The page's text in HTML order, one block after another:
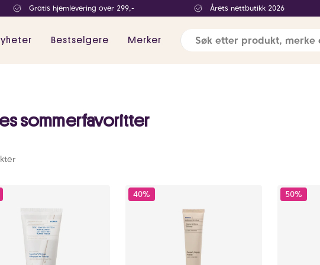
Gratis hjemlevering over 299,- Årets nettbutikk 2026
Bestselgere Merker
sommerfavoritter
40% 50%